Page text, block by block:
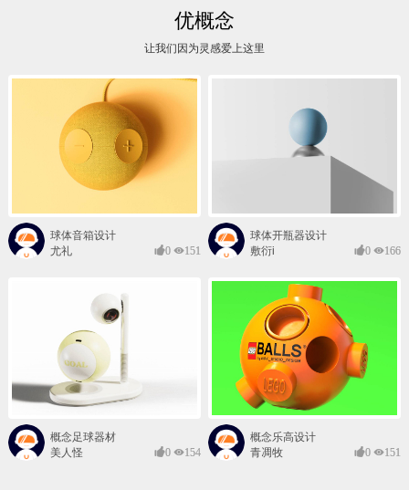
优概念
让我们因为灵感爱上这里
球体音箱设计
尤礼
0 151
球体开瓶器设计
敷衍i
0 166
概念足球器材
美人怪
0 154
概念乐高设计
青凋牧
0 151